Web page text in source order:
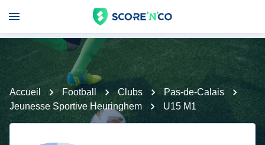
Accueil Football Clubs
Pas-de-Calais
Jeunesse Sportive Heuringhem
U15 M1